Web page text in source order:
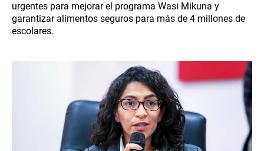
urgentes para mejorar el programa Wasi Mikuna y
garantizar alimentos seguros para más de 4 millones de
escolares.